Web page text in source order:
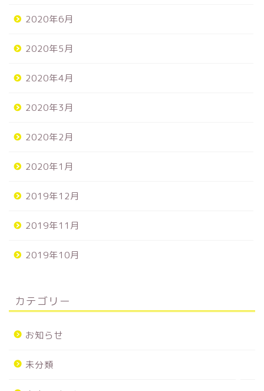
2020年6月
2020年5月
2020年4月
2020年3月
2020年2月
2020年1月
2019年12月
2019年11月
2019年10月
カテゴリー
お知らせ
未分類